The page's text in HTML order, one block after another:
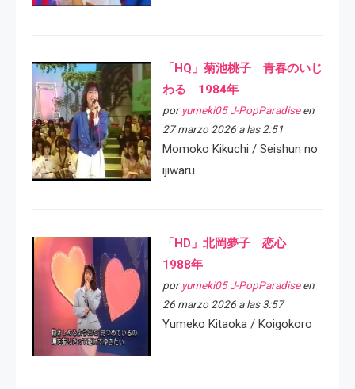
「HQ」菊池桃子 青春のいじ
わる 1984年
por yumeki05 J-PopParadiseen
27 marzo 2026 a las 2:51
Momoko Kikuchi / Seishun no
ijiwaru
「HD」北岡夢子 恋心
1988年
por yumeki05 J-PopParadiseen
26 marzo 2026 a las 3:57
Yumeko Kitaoka / Koigokoro